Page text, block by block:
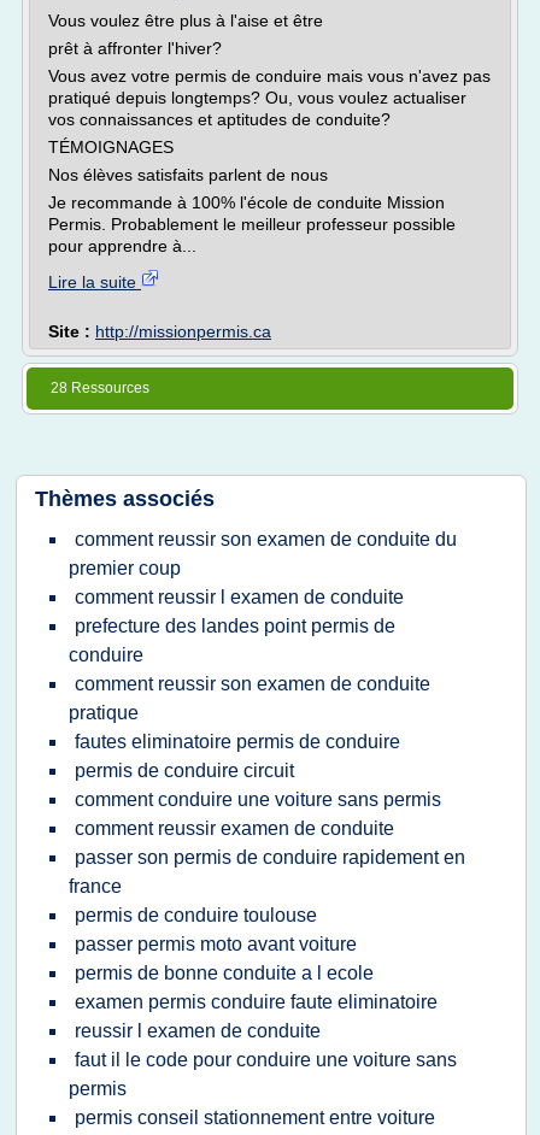
Vous voulez être plus à l'aise et être
prêt à affronter l'hiver?
Vous avez votre permis de conduire mais vous n'avez pas
pratiqué depuis longtemps? Ou, vous voulez actualiser
vos connaissances et aptitudes de conduite?
TÉMOIGNAGES
Nos élèves satisfaits parlent de nous
Je recommande à 100% l'école de conduite Mission
Permis. Probablement le meilleur professeur possible
pour apprendre à...
Lire la suite
Site : http://missionpermis.ca
28 Ressources
Thèmes associés
comment reussir son examen de conduite du
premier coup
comment reussir l examen de conduite
prefecture des landes point permis de
conduire
comment reussir son examen de conduite
pratique
fautes eliminatoire permis de conduire
permis de conduire circuit
comment conduire une voiture sans permis
comment reussir examen de conduite
passer son permis de conduire rapidement en
france
permis de conduire toulouse
passer permis moto avant voiture
permis de bonne conduite a l ecole
examen permis conduire faute eliminatoire
reussir l examen de conduite
faut il le code pour conduire une voiture sans
permis
permis conseil stationnement entre voiture